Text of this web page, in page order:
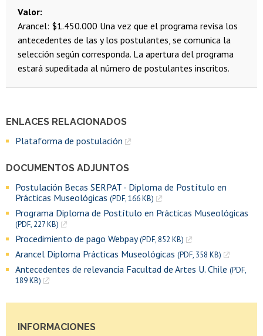
ENLACES RELACIONADOS
Plataforma de postulación
DOCUMENTOS ADJUNTOS
Postulación Becas SERPAT - Diploma de Postítulo en
Prácticas Museológicas (PDF, 166 KB)
Programa Diploma de Postítulo en Prácticas Museológicas
(PDF, 227 KB)
Procedimiento de pago Webpay(PDF, 852 KB)
Arancel Diploma Prácticas Museológicas (PDF, 358 KB)
Antecedentes de relevancia Facultad de Artes U. Chile (PDF,
189 KB)
INFORMACIONES
Valor
Arancel: $1.450.000 Una vez que el programa revisa los
antecedentes de las y los postulantes, se comunica la
selección según corresponda. La apertura del programa
estará supeditada al número de postulantes inscritos.